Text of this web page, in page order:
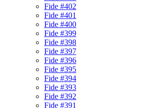
Fide #402
Fide #401
Fide #400
Fide #399
Fide #398
Fide #397
Fide #396
Fide #395
Fide #394
Fide #393
Fide #392
Fide #391